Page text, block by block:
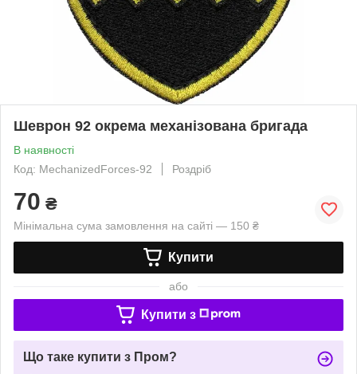
Шеврон 92 окрема механізована бригада
В наявності
Код: MechanizedForces-92
Роздріб
70 ₴
Мінімальна сума замовлення на сайті — 150 ₴
Купити
або
Купити з
Що таке купити з Пром?